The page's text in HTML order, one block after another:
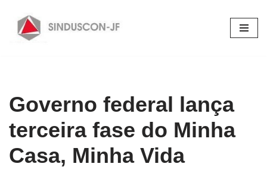
Pular
Governo federal lança
terceira fase do Minha
Casa, Minha Vida